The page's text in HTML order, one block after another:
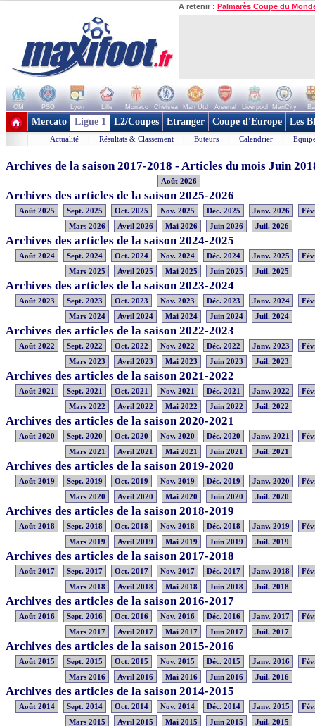
A retenir : Palmarès Coupe du
OM PSG Lyon Lille Monaco Chelsea Man Utd Arsenal Liverpool ManCity
+ de clubs
Mercato Ligue 1 L2/Coupes Etranger Coupe d'Europe Les
Actualité | Résultats & Classement | Buteurs | Calendrier |
Archives de la saison 2017-2018 - Articles du mois Juin
Août 2026
Archives des articles de la saison 2025-2026
Août 2025 Sept. 2025 Oct. 2025 Nov. 2025 Déc. 2025 Janv. 2026
Mars 2026
Avril 2026 Mai 2026 Juin 2026 Juil. 2026
Archives des articles de la saison 2024-2025
Août 2024 Sept. 2024 Oct. 2024 Nov. 2024 Déc. 2024 Janv. 2025
Mars 2025
Avril 2025 Mai 2025 Juin 2025 Juil. 2025
Archives des articles de la saison 2023-2024
Août 2023 Sept. 2023 Oct. 2023 Nov. 2023 Déc. 2023 Janv. 2024
Mars 2024
Avril 2024 Mai 2024 Juin 2024 Juil. 2024
Archives des articles de la saison 2022-2023
Août 2022 Sept. 2022 Oct. 2022 Nov. 2022 Déc. 2022 Janv. 2023
Mars 2023
Avril 2023 Mai 2023 Juin 2023 Juil. 2023
Archives des articles de la saison 2021-2022
Août 2021 Sept. 2021 Oct. 2021 Nov. 2021 Déc. 2021 Janv. 2022
Mars 2022
Avril 2022 Mai 2022 Juin 2022 Juil. 2022
Archives des articles de la saison 2020-2021
Août 2020 Sept. 2020 Oct. 2020 Nov. 2020 Déc. 2020 Janv. 2021
Mars 2021
Avril 2021 Mai 2021 Juin 2021 Juil. 2021
Archives des articles de la saison 2019-2020
Août 2019 Sept. 2019 Oct. 2019 Nov. 2019 Déc. 2019 Janv. 2020
Mars 2020
Avril 2020 Mai 2020 Juin 2020 Juil. 2020
Archives des articles de la saison 2018-2019
Août 2018 Sept. 2018 Oct. 2018 Nov. 2018 Déc. 2018 Janv. 2019
Mars 2019
Avril 2019 Mai 2019 Juin 2019 Juil. 2019
Archives des articles de la saison 2017-2018
Août 2017 Sept. 2017 Oct. 2017 Nov. 2017 Déc. 2017 Janv. 2018
Mars 2018
Avril 2018 Mai 2018 Juin 2018 Juil. 2018
Archives des articles de la saison 2016-2017
Août 2016 Sept. 2016 Oct. 2016 Nov. 2016 Déc. 2016 Janv. 2017
Mars 2017
Avril 2017 Mai 2017 Juin 2017 Juil. 2017
Archives des articles de la saison 2015-2016
Août 2015 Sept. 2015 Oct. 2015 Nov. 2015 Déc. 2015 Janv. 2016
Mars 2016
Avril 2016 Mai 2016 Juin 2016 Juil. 2016
Archives des articles de la saison 2014-2015
Août 2014 Sept. 2014 Oct. 2014 Nov. 2014 Déc. 2014 Janv. 2015
Mars 2015
Avril 2015 Mai 2015 Juin 2015 Juil. 2015